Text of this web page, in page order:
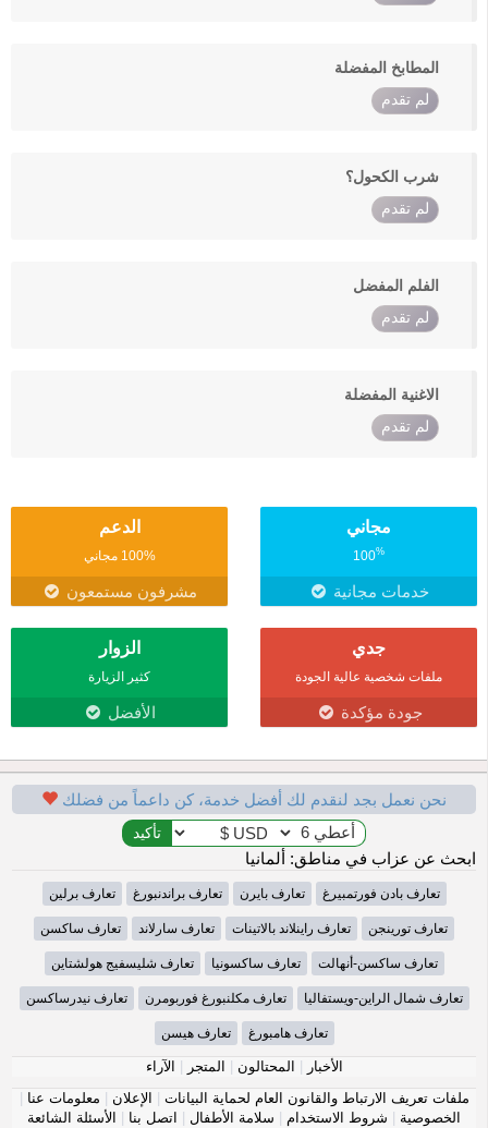
المطابخ المفضلة
لم تقدم
شرب الكحول؟
لم تقدم
الفلم المفضل
لم تقدم
الاغنية المفضلة
لم تقدم
مجاني
100%
خدمات مجانية
الدعم
100% مجاني
مشرفون مستمعون
جدي
ملفات شخصية عالية الجودة
جودة مؤكدة
الزوار
كثير الزيارة
الأفضل
نحن نعمل بجد لنقدم لك أفضل خدمة، كن داعماً من فضلك
ابحث عن عزاب في مناطق: ألمانيا
تعارف بادن فورتمبيرغ تعارف بايرن تعارف براندنبورغ تعارف برلين
تعارف تورينجن تعارف راينلاند بالاتينات تعارف سارلاند تعارف ساكسن
تعارف ساكسن-أنهالت تعارف ساكسونيا تعارف شليسفيج هولشتاين
تعارف شمال الراين-ويستفاليا تعارف مكلنبورغ فوربومرن تعارف نيدرساكسن
تعارف هامبورغ تعارف هيسن
الأخبار | المحتالون | المتجر | الآراء
ملفات تعريف الارتباط والقانون العام لحماية البيانات | الإعلان | معلومات عنا |
الخصوصية | شروط الاستخدام | سلامة الأطفال | اتصل بنا | الأسئلة الشائعة